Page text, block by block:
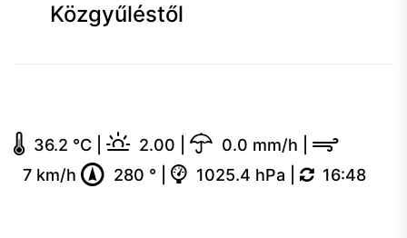
Közgyűléstől
36.2 °C 2.00 0.0 mm/h
7 km/h
280 ° 1025.4 hPa 16:48